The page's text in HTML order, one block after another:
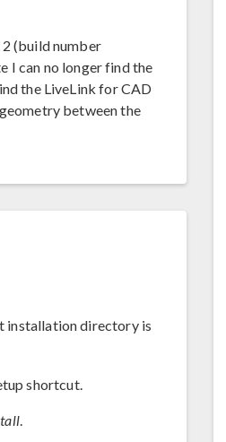
(build number
I can no longer find the
the LiveLink for CAD
between the
installation directory is
shortcut.
.